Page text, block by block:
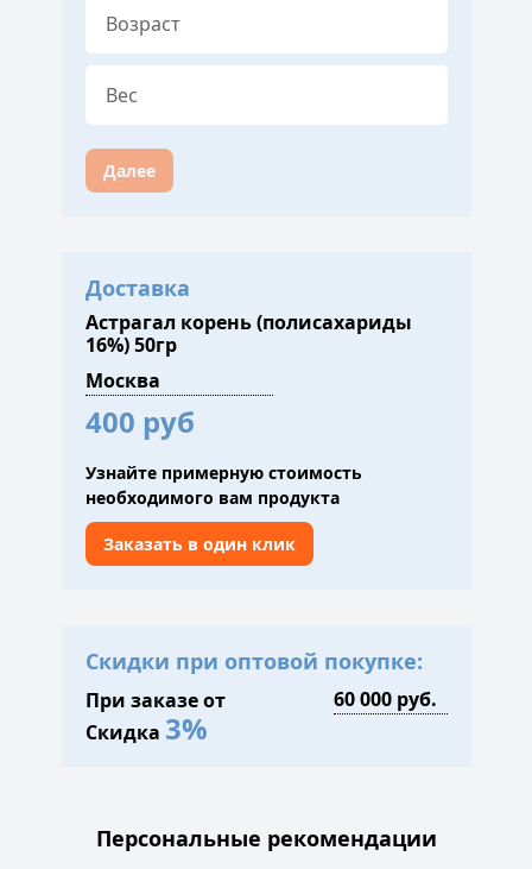
Далее
Доставка
Астрагал корень (полисахариды
16%) 50гр
400 руб
Узнайте примерную стоимость
необходимого вам продукта
Заказать в один клик
Скидки при оптовой покупке:
При заказе от
Скидка 3%
Персональные рекомендации